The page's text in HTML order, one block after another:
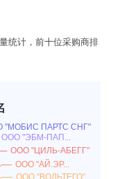
统计，前十位采购商排